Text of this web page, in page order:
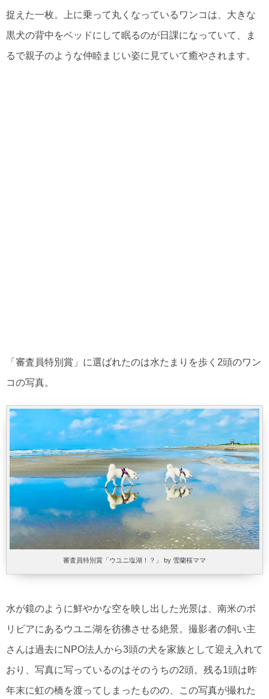
捉えた一枚。上に乗って丸くなっているワンコは、大きな
黒犬の背中をベッドにして眠るのが日課になっていて、ま
るで親子のような仲睦まじい姿に見ていて癒やされます。
「審査員特別賞」に選ばれたのは水たまりを歩く2頭のワン
コの写真。
審査員特別賞「ウユニ塩湖！？」 by 雪蘭桜ママ
水が鏡のように鮮やかな空を映し出した光景は、南米のボ
リビアにあるウユニ湖を彷彿させる絶景。撮影者の飼い主
さんは過去にNPO法人から3頭の犬を家族として迎え入れて
おり、写真に写っているのはそのうちの2頭。残る1頭は昨
年末に虹の橋を渡ってしまったものの、この写真が撮れた